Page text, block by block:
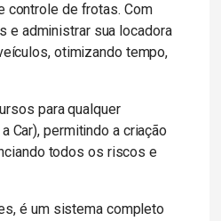
controle de frotas. Com
e administrar sua locadora
otimizando tempo,
para qualquer
Car), permitindo a criação
todos os riscos e
é um sistema completo